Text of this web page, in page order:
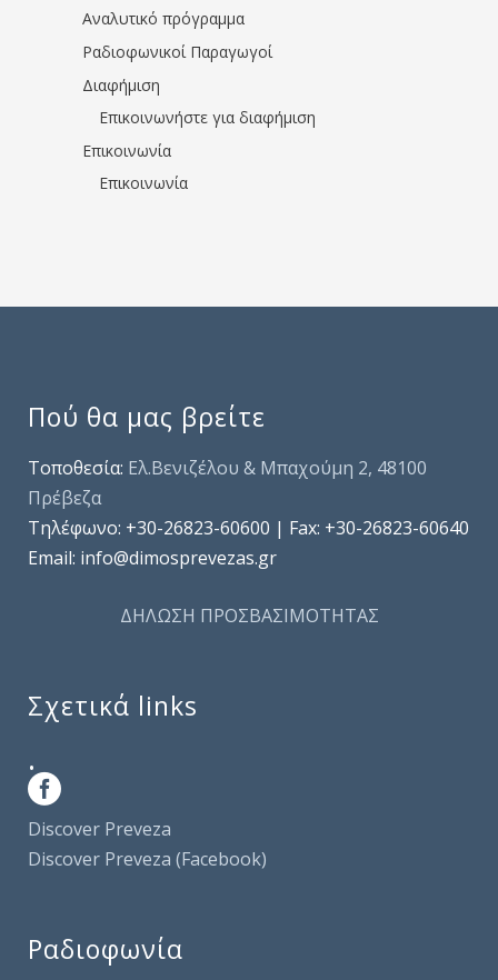
Αναλυτικό πρόγραμμα
Ραδιοφωνικοί Παραγωγοί
Διαφήμιση
Επικοινωνήστε για διαφήμιση
Επικοινωνία
Επικοινωνία
Πού θα μας βρείτε
Τοποθεσία: Ελ.Βενιζέλου & Μπαχούμη 2, 48100
Πρέβεζα
Τηλέφωνo: +30-26823-60600 | Fax: +30-26823-60640
Email: info@dimosprevezas.gr
ΔΗΛΩΣΗ ΠΡΟΣΒΑΣΙΜΟΤΗΤΑΣ
Σχετικά links
.
Discover Preveza
Discover Preveza (Facebook)
Ραδιοφωνία